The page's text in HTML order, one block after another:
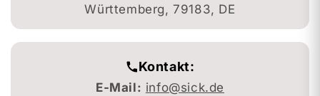
Württemberg, 79183, DE
Kontakt:
E-Mail: info@sick.de